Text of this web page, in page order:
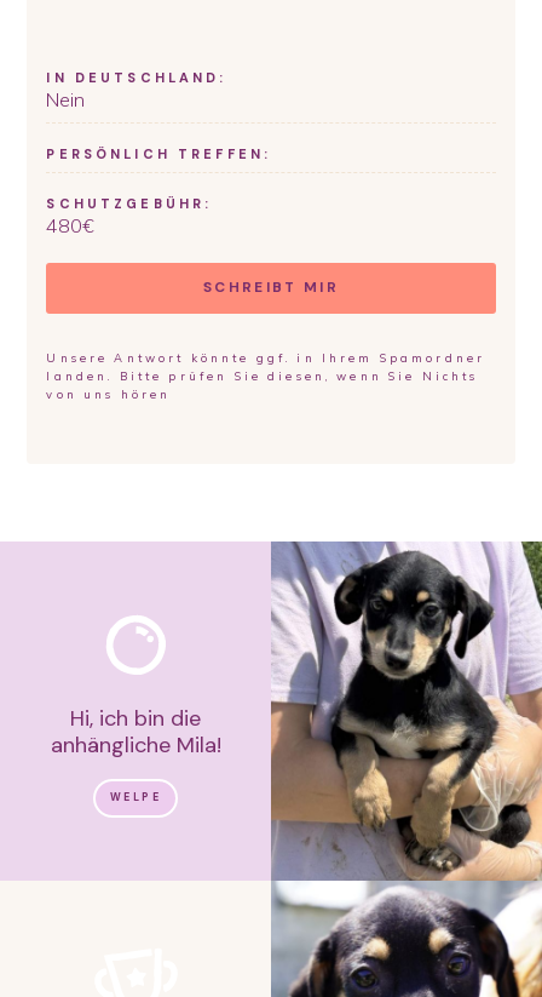
IN DEUTSCHLAND:
Nein
PERSÖNLICH TREFFEN:
SCHUTZGEBÜHR:
480€
SCHREIBT MIR
Unsere Antwort könnte ggf. in Ihrem Spamordner
landen. Bitte prüfen Sie diesen, wenn Sie Nichts
von uns hören
Hi, ich bin die
anhängliche Mila!
WELPE